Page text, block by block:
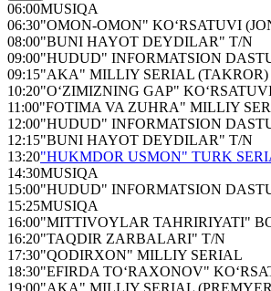
06:00MUSIQA
06:30"OMON-OMON" KO‘RSATUVI
08:00"BUNI HAYOT DEYDILAR" T/N
09:00"HUDUD" INFORMATSION
09:15"AKA" MILLIY SERIAL (TAKROR)
10:20"O‘ZIMIZNING GAP"
11:00"FOTIMA VA ZUHRA" MILLIY
12:00"HUDUD" INFORMATSION
12:15"BUNI HAYOT DEYDILAR" T/N
13:20"HUKMDOR USMON" TURK
14:30MUSIQA
15:00"HUDUD" INFORMATSION
15:25MUSIQA
16:00"MITTIVOYLAR TAHRIRIYATI"
16:20"TAQDIR ZARBALARI" T/N
17:30"QODIRXON" MILLIY SERIAL
18:30"EFIRDA TO‘RAXONOV"